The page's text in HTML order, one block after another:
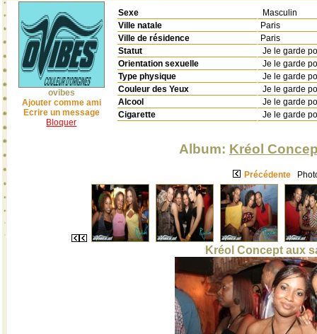
ovibes
Ajouter comme ami
Ecrire un message
Bloquer
Sexe
Masculin
Ville natale
Paris
Ville de résidence
Paris
Statut
Je le garde
Orientation sexuelle
Je le garde
Type physique
Je le garde
Couleur des Yeux
Je le garde
Alcool
Je le garde
Cigarette
Je le garde
Album: Kréol
Précédente
Kréol Concept aux